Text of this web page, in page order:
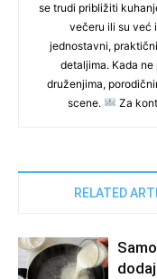
se trudi približiti
večeru ili su već
jednostavni,
detaljima. Kada
druženjima,
scene.
Za
RELATED